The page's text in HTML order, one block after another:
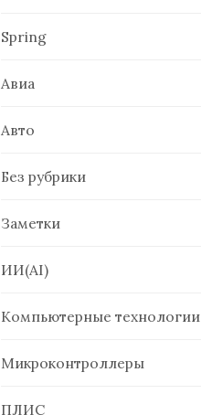
Spring
Авиа
Авто
Без рубрики
Заметки
ИИ(AI)
Компьютерные технологии
Микроконтроллеры
ПЛИС